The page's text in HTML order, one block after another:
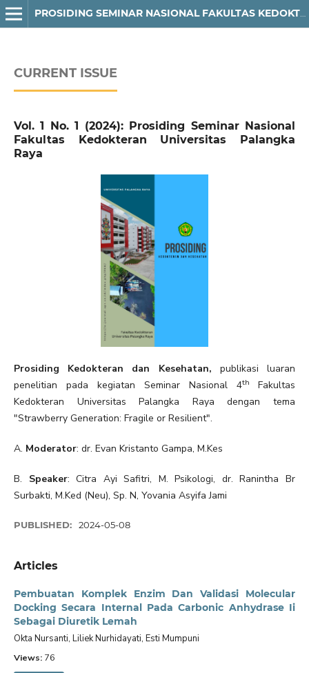
PROSIDING SEMINAR NASIONAL FAKULTAS KEDOKTERAN UNIVERSITAS PALANGKA RAYA
CURRENT ISSUE
Vol. 1 No. 1 (2024): Prosiding Seminar Nasional
Fakultas Kedokteran Universitas Palangka
Raya
Prosiding Kedokteran dan Kesehatan, publikasi luaran
penelitian pada kegiatan Seminar Nasional 4thFakultas
Kedokteran Universitas Palangka Raya dengan tema
"Strawberry Generation: Fragile or Resilient".
A. Moderator: dr. Evan Kristanto Gampa, M.Kes
B. Speaker: Citra Ayi Safitri, M. Psikologi, dr. Ranintha Br
Surbakti, M.Ked (Neu), Sp. N, Yovania Asyifa Jami
PUBLISHED: 2024-05-08
Articles
Pembuatan Komplek Enzim Dan Validasi Molecular
Docking Secara Internal Pada Carbonic Anhydrase Ii
Sebagai Diuretik Lemah
Okta Nursanti, Liliek Nurhidayati, Esti Mumpuni
Views:76